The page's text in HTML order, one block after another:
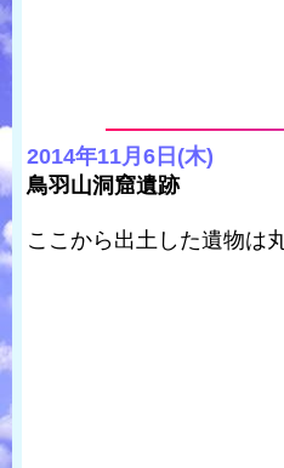
2014年11月6日(木)
鳥羽山洞窟遺跡
ここから出土した遺物は